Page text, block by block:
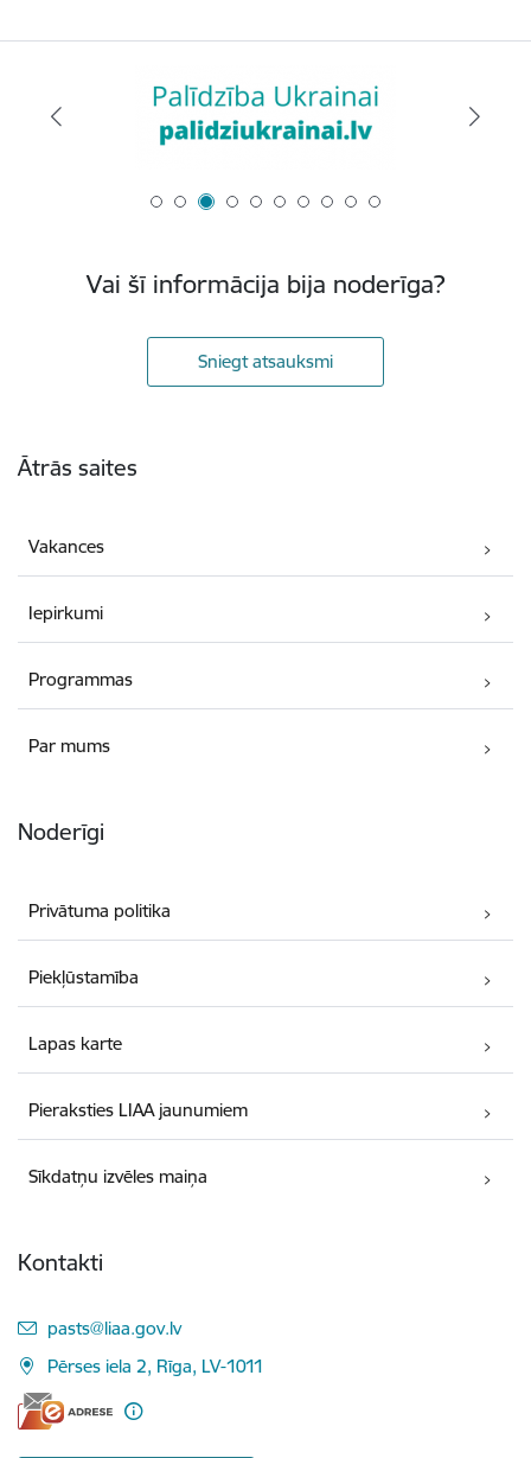
Vai šī informācija bija noderīga?
Sniegt atsauksmi
Ātrās saites
Vakances
Iepirkumi
Programmas
Par mums
Noderīgi
Privātuma politika
Piekļūstamība
Lapas karte
Pieraksties LIAA jaunumiem
Sīkdatņu izvēles maiņa
Kontakti
E-pasts:
pasts@liaa.gov.lv
Pērses iela 2, Rīga, LV-1011